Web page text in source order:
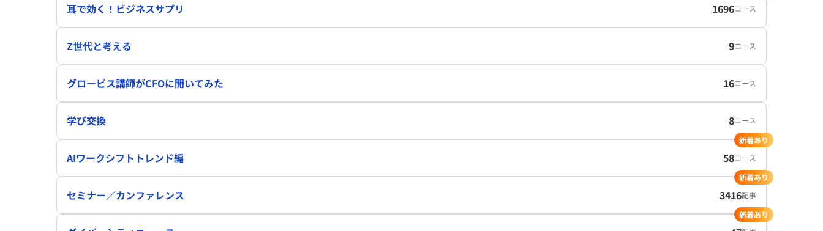
耳で効く！ビジネスサプリ 1696コース
Z世代と考える 9コース
グロービス講師がCFOに聞いてみた 16コース
学び交換 8コース
AIワークシフトトレンド編 58コース
新着あり
セミナー／カンファレンス 3416記事
新着あり
新着あり